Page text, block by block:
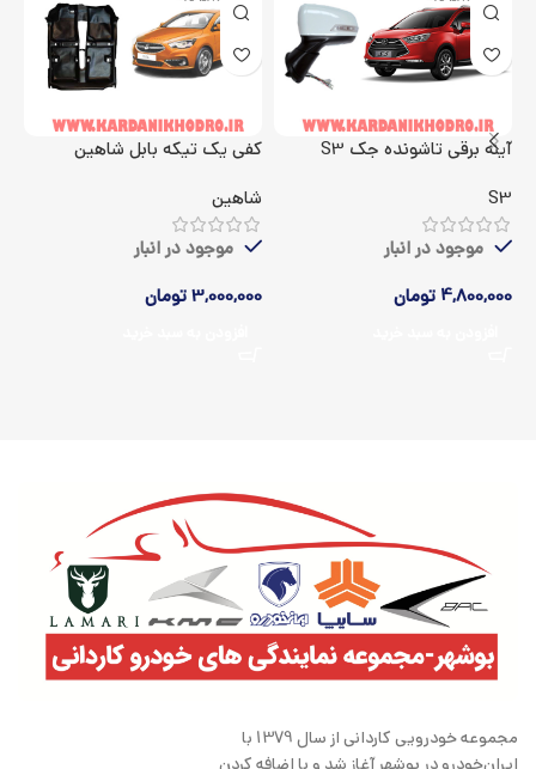
آینه برقی تاشونده جک S3
S3
موجود در انبار
4,800,000 تومان
کفی یک تیکه بابل شاهین
شاهین
موجود در انبار
3,000,000تومان
مجموعه خودرویی کاردانی از سال 1379 با
ایران‌خودرو در بوشهر آغاز شد و با اضافه کردن